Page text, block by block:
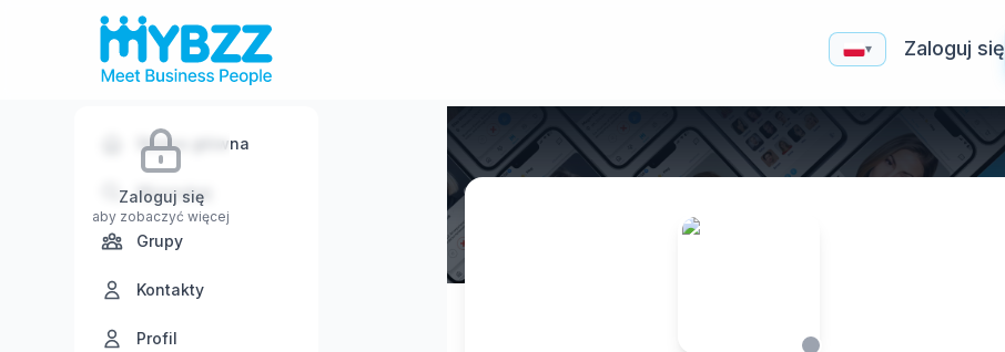
▾ Zaloguj się
Zaloguj się
aby zobaczyć więcej
Strona główna
Wyszukaj
Grupy
Kontakty
Profil